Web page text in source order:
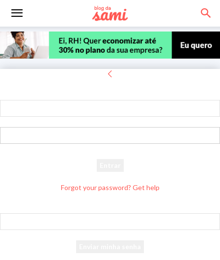
Forgot your password? Get help